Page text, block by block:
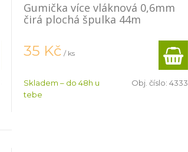
Gumička více vláknová 0,6mm
čirá plochá špulka 44m
35 Kč / ks
Skladem – do 48h u
tebe
Obj. číslo: 4333